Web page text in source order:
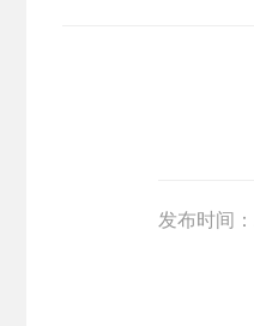
发布时间：